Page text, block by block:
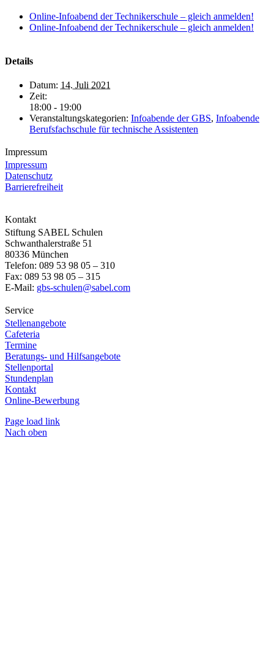
Online-Infoabend der Technikerschule – gleich anmelden!
Online-Infoabend der Technikerschule – gleich anmelden!
Details
Datum: 14. Juli 2021
Zeit:
18:00 - 19:00
Veranstaltungskategorien: Infoabende der GBS, Infoabende
Berufsfachschule für technische Assistenten
Impressum
Impressum
Datenschutz
Barrierefreiheit
Kontakt
Stiftung SABEL Schulen
Schwanthalerstraße 51
80336 München
Telefon: 089 53 98 05 – 310
Fax: 089 53 98 05 – 315
E-Mail: gbs-schulen@sabel.com
Service
Stellenangebote
Cafeteria
Termine
Beratungs- und Hilfsangebote
Stellenportal
Stundenplan
Kontakt
Online-Bewerbung
Page load link
Nach oben